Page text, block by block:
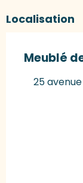
Localisation
Meublé
25